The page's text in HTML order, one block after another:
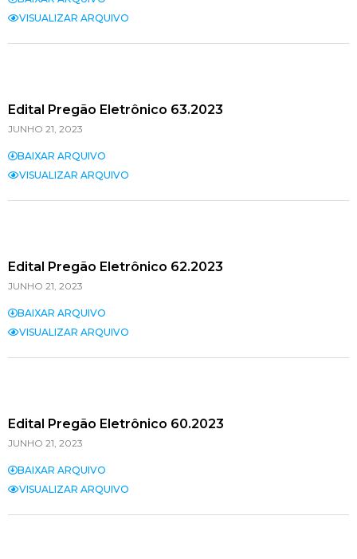
VISUALIZAR ARQUIVO
Edital Pregão Eletrônico 63.2023
JUNHO 21, 2023
BAIXAR ARQUIVO
VISUALIZAR ARQUIVO
Edital Pregão Eletrônico 62.2023
JUNHO 21, 2023
BAIXAR ARQUIVO
VISUALIZAR ARQUIVO
Edital Pregão Eletrônico 60.2023
JUNHO 21, 2023
BAIXAR ARQUIVO
VISUALIZAR ARQUIVO